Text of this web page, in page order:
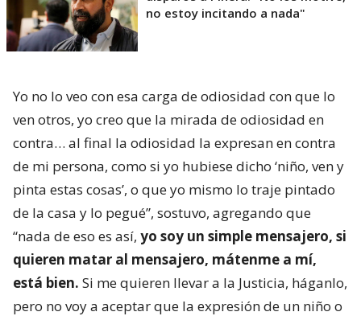
no estoy incitando a nada"
Yo no lo veo con esa carga de odiosidad con que lo
ven otros, yo creo que la mirada de odiosidad en
contra… al final la odiosidad la expresan en contra
de mi persona, como si yo hubiese dicho ‘niño, ven y
pinta estas cosas’, o que yo mismo lo traje pintado
de la casa y lo pegué”, sostuvo, agregando que
“nada de eso es así, yo soy un simple mensajero, si
quieren matar al mensajero, mátenme a mí,
está bien. Si me quieren llevar a la Justicia, háganlo,
pero no voy a aceptar que la expresión de un niño o